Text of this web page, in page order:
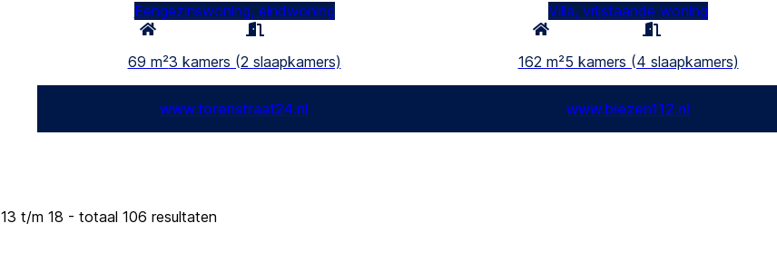
Eengezinswoning, eindwoning
69 m²3 kamers (2 slaapkamers)
www.torenstraat24.nl
Villa, vrijstaande woning
162 m²5 kamers (4 slaapkamers)
www.biezen112.nl
13 t/m 18 - totaal 106 resultaten